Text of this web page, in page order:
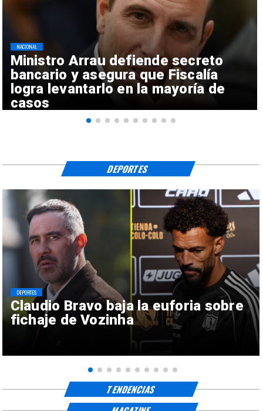
Ministro Arrau defiende secreto
bancario y asegura que Fiscalía
logra levantarlo en la mayoría de
casos
NACIONAL
Claudio Bravo baja la euforia sobre
fichaje de Vozinha
DEPORTES
DEPORTES
TENDENCIAS